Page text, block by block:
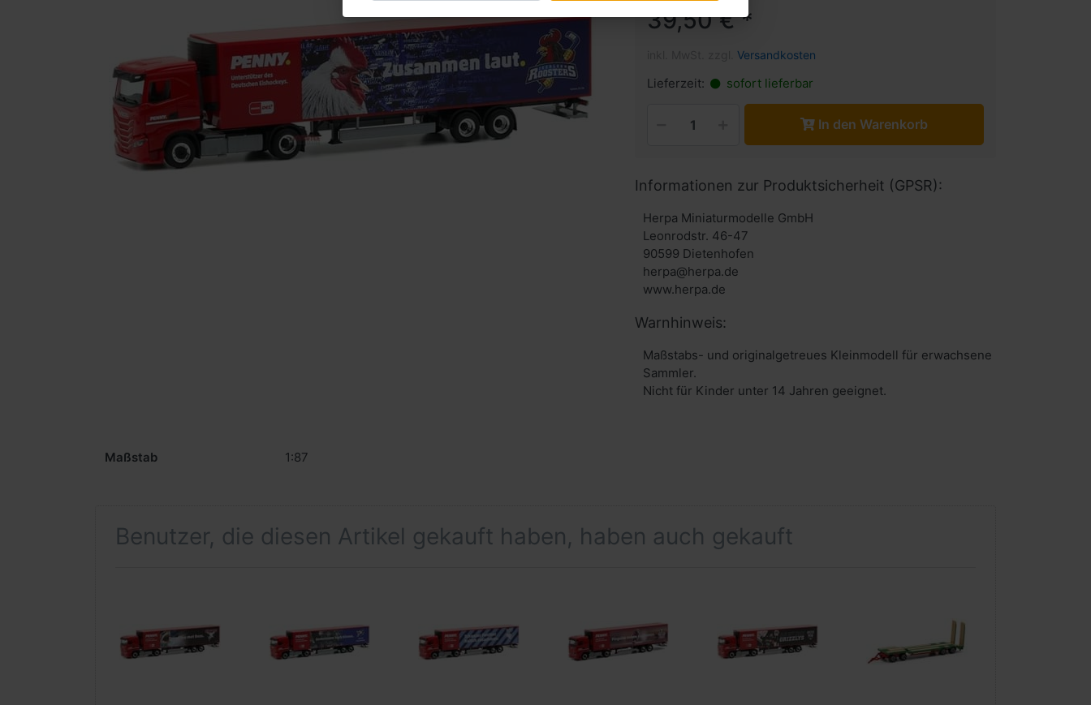
39,50 € *
Versandkosten
Lieferzeit: sofort lieferbar
In den Warenkorb
Informationen zur Produktsicherheit (GPSR):
Herpa Miniaturmodelle GmbH
Leonrodstr. 46-47
90599 Dietenhofen
herpa@herpa.de
www.herpa.de
Warnhinweis:
Maßstabs- und originalgetreues Kleinmodell für erwachsene
Sammler.
Nicht für Kinder unter 14 Jahren geeignet.
Maßstab 1:87
Benutzer, die diesen Artikel gekauft haben, haben auch gekauft